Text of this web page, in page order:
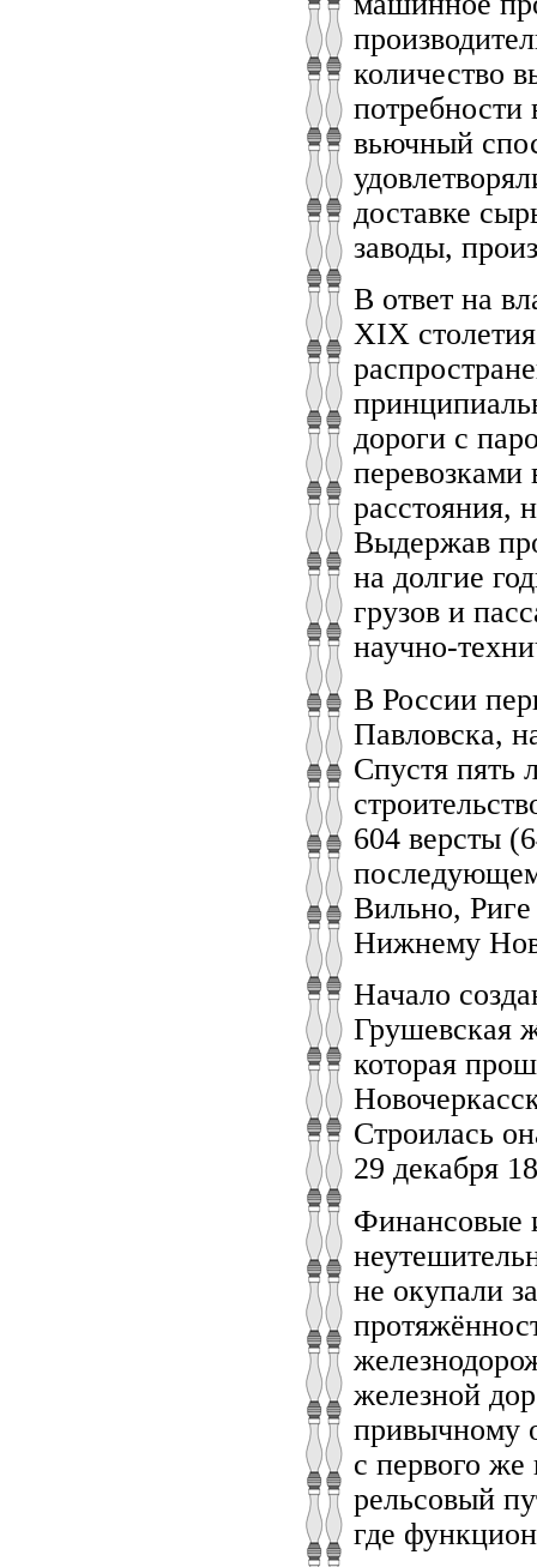
количество
вьючный
доставке
заводы,
В ответ на
XIX
дороги с
перевозками
расстояния,
Выдержав
на долгие
грузов и
научно-
В России
Павловска,
Спустя пять
604 версты
последующем
Вильно,
Нижнему
Начало
Грушевская
которая
Строилась
29 декабря
Финансовые
не окупали
железной
привычному
с первого же
рельсовый
где